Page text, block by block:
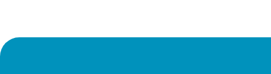
nositi satima bez osjećaja nelagode.